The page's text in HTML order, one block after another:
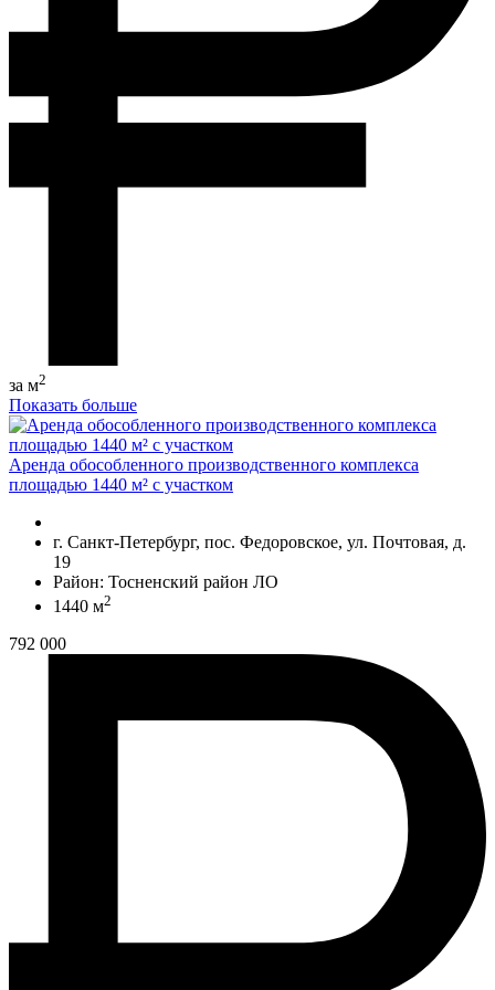
за м2
Показать больше
Аренда обособленного производственного комплекса
площадью 1440 м² с участком
г. Санкт-Петербург, пос. Федоровское, ул. Почтовая, д.
19
Район: Тосненский район ЛО
1440 м2
792 000